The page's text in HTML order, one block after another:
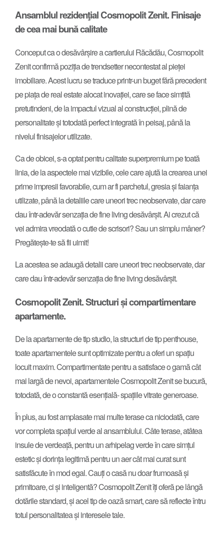
Ansamblul rezidenţial Cosmopolit Zenit. Finisaje
de cea mai bună calitate
Conceput ca o desăvârșire a cartierului Răcădău, Cosmopolit
Zenit confirmă poziția de trendsetter necontestat al pieței
imobiliare. Acest lucru se traduce printr-un buget fără precedent
pe piața de real estate alocat inovației, care se face simțită
pretutindeni, de la impactul vizual al construcției, plină de
personalitate și totodată perfect integrată în peisaj, până la
nivelul finisajelor utilizate.
Ca de obicei, s-a optat pentru calitate superpremium pe toată
linia, de la aspectele mai vizibile, cele care ajută la crearea unei
prime impresii favorabile, cum ar fi parchetul, gresia și faianța
utilizate, până la detaliile care uneori trec neobservate, dar care
dau într-adevăr senzația de fine living desăvârșit. Ai crezut că
vei admira vreodată o cutie de scrisori? Sau un simplu mâner?
Pregătește-te să fii uimit!
La acestea se adaugă detalii care uneori trec neobservate, dar
care dau într-adevăr senzația de fine living desăvârșit.
Cosmopolit Zenit. Structuri și compartimentare
apartamente.
De la apartamente de tip studio, la structuri de tip penthouse,
toate apartamentele sunt optimizate pentru a oferi un spațiu
locuit maxim. Compartimentate pentru a satisface o gamă cât
mai largă de nevoi, apartamentele Cosmopolit Zenit se bucură,
totodată, de o constantă esențială- spațiile vitrate generoase.
În plus, au fost amplasate mai multe terase ca niciodată, care
vor completa spațiul verde al ansamblului. Câte terase, atâtea
insule de verdeață, pentru un arhipelag verde în care simțul
estetic și dorința legitimă pentru un aer cât mai curat sunt
satisfăcute în mod egal. Cauți o casă nu doar frumoasă și
primitoare, ci și inteligentă? Cosmopolit Zenit îți oferă pe lângă
dotările standard, și acel tip de oază smart, care să reflecte întru
totul personalitatea și interesele tale.